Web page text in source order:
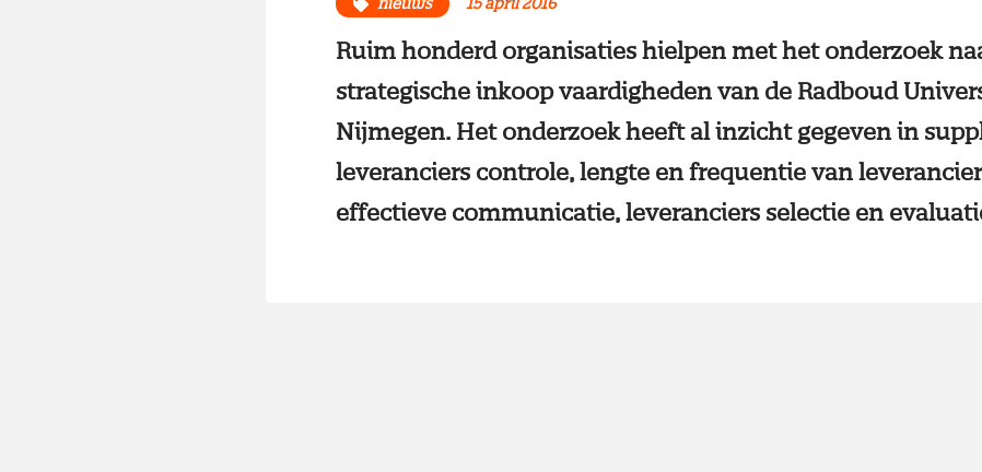
Ruim honderd organisaties hielpen met het onderzoek
strategische inkoop vaardigheden van de Radboud
Nijmegen. Het onderzoek heeft al inzicht gegeven in
leveranciers controle, lengte en frequentie van
effectieve communicatie, leveranciers selectie en